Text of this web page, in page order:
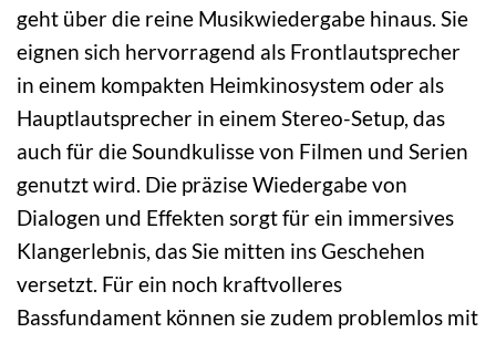
geht über die reine Musikwiedergabe hinaus. Sie
eignen sich hervorragend als Frontlautsprecher
in einem kompakten Heimkinosystem oder als
Hauptlautsprecher in einem Stereo-Setup, das
auch für die Soundkulisse von Filmen und Serien
genutzt wird. Die präzise Wiedergabe von
Dialogen und Effekten sorgt für ein immersives
Klangerlebnis, das Sie mitten ins Geschehen
versetzt. Für ein noch kraftvolleres
Bassfundament können sie zudem problemlos mit